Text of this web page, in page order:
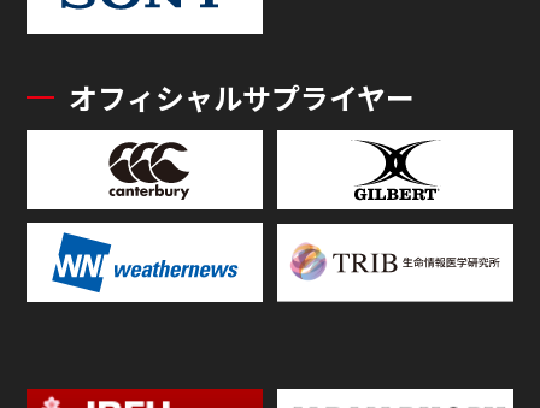
オフィシャルサプライヤー